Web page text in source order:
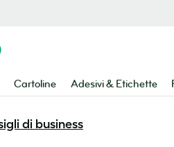
Cartoline Adesivi & Etichette
di business